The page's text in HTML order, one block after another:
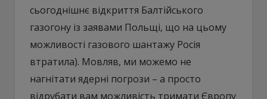
сьогоднішнє відкриття Балтійського
газогону із заявами Польщі, що на цьому
можливості газового шантажу Росія
втратила). Мовляв, ми можемо не
нагнітати ядерні погрози – а просто
відрубати вам можливість тримати Європу